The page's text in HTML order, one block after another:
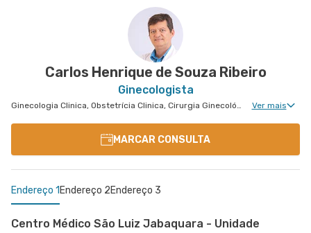
Carlos Henrique de Souza Ribeiro
Ginecologista
Ginecologia Clinica, Obstetrícia Clinica, Cirurgia Ginecológica, Núcleo de Endometriose, Gravidez de Alto Risco Ver mais
MARCAR CONSULTA
Endereço 1 Endereço 2Endereço 3
Centro Médico São Luiz Jabaquara - Unidade